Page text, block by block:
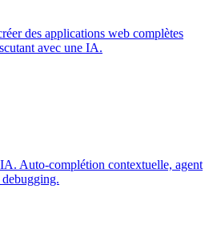
des applications web complètes
avec une IA.
Auto-complétion contextuelle, agent